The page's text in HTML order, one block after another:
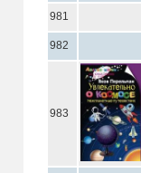
981
982
983